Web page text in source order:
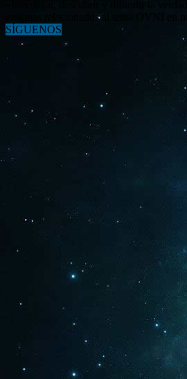
«Investigar, descubrir y difundir la
enigmas relacionados al tema OVNI en
SÍGUENOS